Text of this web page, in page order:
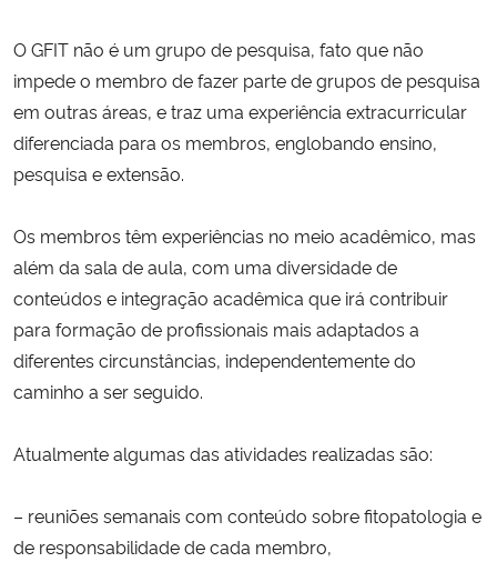
Gabinete de Segurança Institucional
Advocacia-Geral da União
Banco Central do Brasil
Planalto
O GFIT não é um grupo de pesquisa, fato que não
impede o membro de fazer parte de grupos de pesquisa
em outras áreas, e traz uma experiência extracurricular
diferenciada para os membros, englobando ensino,
pesquisa e extensão.
Os membros têm experiências no meio acadêmico, mas
além da sala de aula, com uma diversidade de
conteúdos e integração acadêmica que irá contribuir
para formação de profissionais mais adaptados a
diferentes circunstâncias, independentemente do
caminho a ser seguido.
Atualmente algumas das atividades realizadas são:
– reuniões semanais com conteúdo sobre fitopatologia e
de responsabilidade de cada membro,